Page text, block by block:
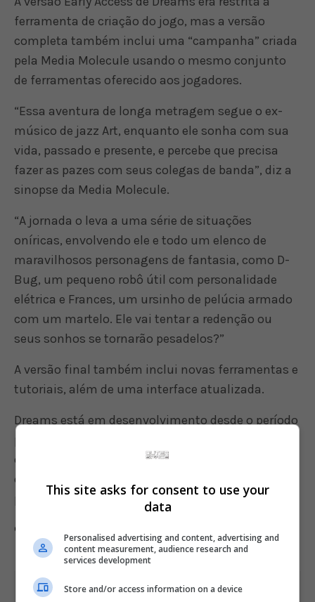
ferramenta de criação do jogo, mas a versão
completa também inclui uma “campanha” criada
pela Media Molecule usando o mesmo conjunto
de ferramentas oferecido aos jogadores.
“Essa aventura de longa metragem segue o ex-
músico de jazz Art, enquanto ele sonha com sua
vida, passado e presente, e percebe que precisa
fazer as pazes com seus colegas de banda”, diz a
sinopse da Media Molecule.
“A jornada o leva a uma série de situações
oníricas, envolvendo ele e todo um elenco de
maravilhosos personagens de fantasia, como D-
Bug, um pequeno robô útil com personalidade
elétrica e Frances, um ursinho de pelúcia armado
com um martelo. Ele vai tentar a redenção ou
seus sonhos se tornarão pesadelos?”
A versão final também inclui novas ferramentas e
tutoriais, além de uma interface atualizada.
Dreams está em desenvolvimento desde o período
que será finalmente lançado nesta sexta-feira
está sendo oferecido por R$ 164,90 na pré-venda
pela PlayStation Store.
Comente esta notícia no Fórum Outer Space
Share This
This site asks for consent to use your
data
Personalised advertising and content, advertising and
content measurement, audience research and
services development
Store and/or access information on a device